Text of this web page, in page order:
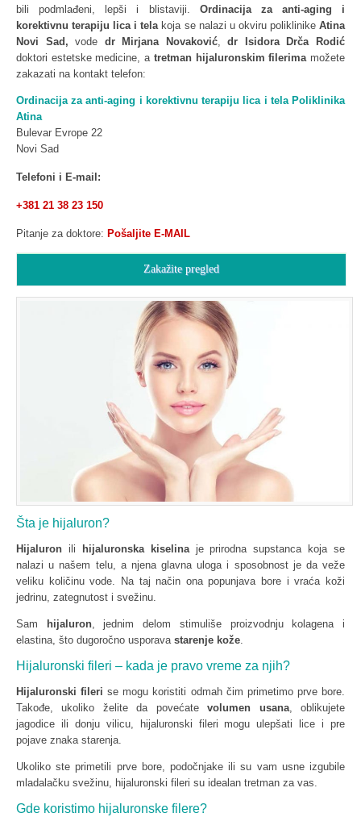
bili podmlađeni, lepši i blistaviji. Ordinacija za anti-aging i
korektivnu terapiju lica i telakoja se nalazi u okviru poliklinikeAtina
Novi Sad,vode dr Mirjana Novaković,dr Isidora Drča Rodić
doktori estetske medicine, a tretman hijaluronskim filerimamožete
zakazati na kontakt telefon:
Ordinacija za anti-aging i korektivnu terapiju lica i tela Poliklinika
Atina
Bulevar Evrope 22
Novi Sad
Telefoni i E-mail:
+381 21 38 23 150
Pitanje za doktore: Pošaljite E-MAIL
Zakažite pregled
Šta je hijaluron?
Hijaluron ili hijaluronska kiselinaje prirodna supstanca koja se
nalazi u našem telu, a njena glavna uloga i sposobnost je da veže
veliku količinu vode. Na taj način ona popunjava bore i vraća koži
jedrinu, zategnutost i svežinu.
Sam hijaluron, jednim delom stimuliše proizvodnju kolagena i
elastina, što dugoročno usporava starenje kože.
Hijaluronski fileri – kada je pravo vreme za njih?
Hijaluronski fileri se mogu koristiti odmah čim primetimo prve bore.
Takođe, ukoliko želite da povećatevolumen usana, oblikujete
jagodice ili donju vilicu, hijaluronski fileri mogu ulepšati lice i pre
pojave znaka starenja.
Ukoliko ste primetili prve bore, podočnjake ili su vam usne izgubile
mladalačku svežinu, hijaluronski fileri su idealan tretman za vas.
Gde koristimo hijaluronske filere?